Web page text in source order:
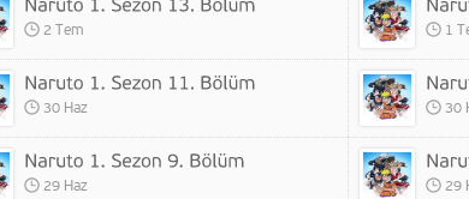
2 Tem 1
30 Haz 30
29 Haz 29